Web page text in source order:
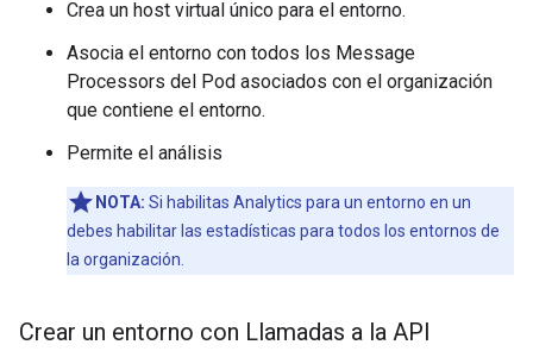
Crea un host virtual único para el entorno.
Asocia el entorno con todos los Message
Processors del Pod asociados con el organización
que contiene el entorno.
Permite el análisis
NOTA: Si habilitas Analytics para un entorno en un
debes habilitar las estadísticas para todos los entornos de
la organización.
Crear un entorno con Llamadas a la API